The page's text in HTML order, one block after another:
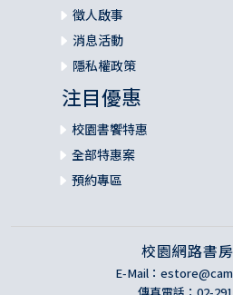
徵人啟事
消息活動
隱私權政策
注目優惠
校園書饗特惠
全部特惠案
預約專區
校園網路書
E-Mail：